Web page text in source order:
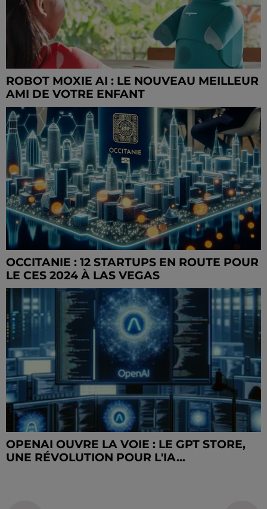
ROBOT MOXIE AI : LE NOUVEAU MEILLEUR
AMI DE VOTRE ENFANT
OCCITANIE : 12 STARTUPS EN ROUTE POUR
LE CES 2024 À LAS VEGAS
OPENAI OUVRE LA VOIE : LE GPT STORE,
UNE RÉVOLUTION POUR L'IA...